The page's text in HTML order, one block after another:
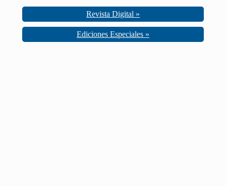
Revista Digital »
Ediciones Especiales »